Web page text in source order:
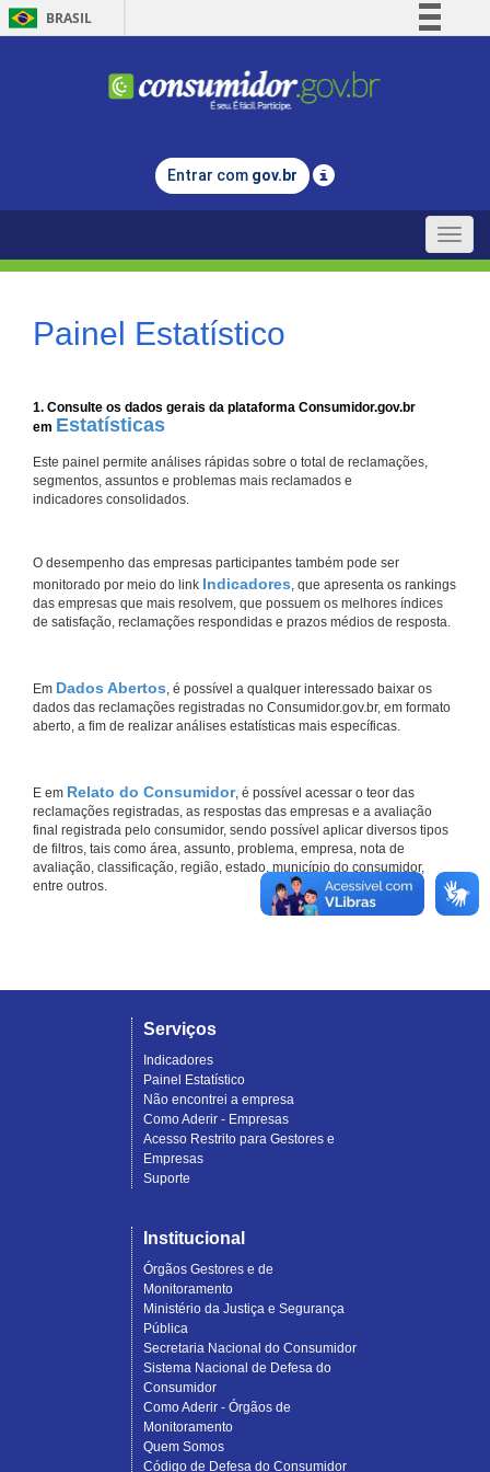
BRASIL
Comunica BR
Legislação
Entrar com gov.br
Toggle
Painel Estatístico
1. Consulte os dados gerais da plataforma Consumidor.gov.br
em Estatísticas
Este painel permite análises rápidas sobre o total de reclamações,
segmentos, assuntos e problemas mais reclamados e
indicadores consolidados.
O desempenho das empresas participantes também pode ser
monitorado por meio do link Indicadores, que apresenta os rankings
das empresas que mais resolvem, que possuem os melhores índices
de satisfação, reclamações respondidas e prazos médios de resposta.
Em Dados Abertos, é possível a qualquer interessado baixar os
dados das reclamações registradas no Consumidor.gov.br, em formato
aberto, a fim de realizar análises estatísticas mais específicas.
E em Relato do Consumidor, é possível acessar o teor das
reclamações registradas, as respostas das empresas e a avaliação
final registrada pelo consumidor, sendo possível aplicar diversos tipos
de filtros, tais como área, assunto, problema, empresa, nota de
avaliação, classificação, região, estado, município do consumidor,
entre outros.
Serviços
Indicadores
Painel Estatístico
Não encontrei a empresa
Como Aderir - Empresas
Acesso Restrito para Gestores e
Empresas
Suporte
Institucional
Órgãos Gestores e de
Monitoramento
Ministério da Justiça e Segurança
Pública
Secretaria Nacional do Consumidor
Sistema Nacional de Defesa do
Consumidor
Como Aderir - Órgãos de
Monitoramento
Quem Somos
Código de Defesa do Consumidor